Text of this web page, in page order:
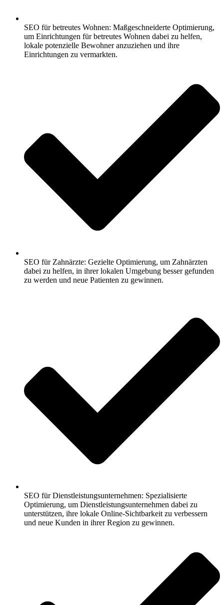
SEO für betreutes Wohnen: Maßgeschneiderte Optimierung,
um Einrichtungen für betreutes Wohnen dabei zu helfen,
lokale potenzielle Bewohner anzuziehen und ihre
Einrichtungen zu vermarkten.
SEO für Zahnärzte: Gezielte Optimierung, um Zahnärzten
dabei zu helfen, in ihrer lokalen Umgebung besser gefunden
zu werden und neue Patienten zu gewinnen.
SEO für Dienstleistungsunternehmen: Spezialisierte
Optimierung, um Dienstleistungsunternehmen dabei zu
unterstützen, ihre lokale Online-Sichtbarkeit zu verbessern
und neue Kunden in ihrer Region zu gewinnen.